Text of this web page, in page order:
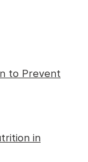
to Prevent
in